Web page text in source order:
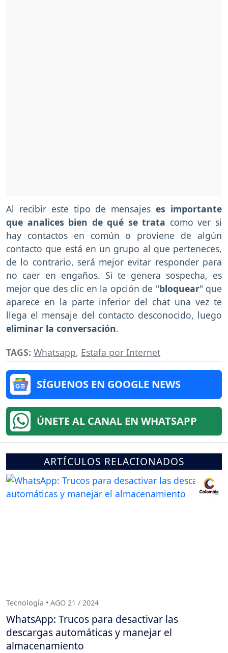
Al recibir este tipo de mensajeses importante
que analices bien de qué se trata como ver si
hay contactos en común o proviene de algún
contacto que está en un grupo al que perteneces,
de lo contrario, será mejor evitar responder para
no caer en engaños. Si te genera sospecha, es
mejor que des clic en la opción de "bloquear" que
aparece en la parte inferior del chat una vez te
llega el mensaje del contacto desconocido, luego
eliminar la conversación.
TAGS: Whatsapp, Estafa por Internet
SÍGUENOS EN GOOGLE NEWS
ÚNETE AL CANAL EN WHATSAPP
ARTÍCULOS RELACIONADOS
Tecnología • AGO 21 / 2024
WhatsApp: Trucos para desactivar las
descargas automáticas y manejar el
almacenamiento